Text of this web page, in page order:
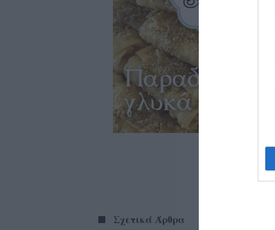
Σχετικά Άρθρα